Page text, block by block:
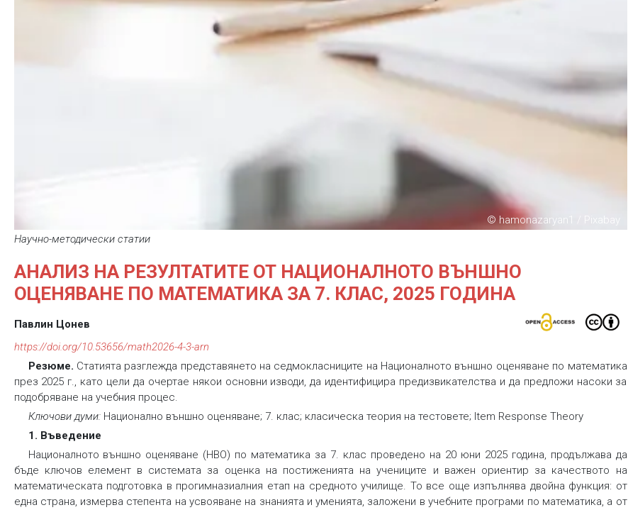
© hamonazaryan1 / Pixabay
Научно-методически статии
АНАЛИЗ НА РЕЗУЛТАТИТЕ ОТ НАЦИОНАЛНОТО ВЪНШНО
ОЦЕНЯВАНЕ ПО МАТЕМАТИКА ЗА 7. КЛАС, 2025 ГОДИНА
Павлин Цонев
https://doi.org/10.53656/math2026-4-3-arn
Резюме. Статията разглежда представянето на седмокласниците на Националното външно оценяване по математика
през 2025 г., като цели да очертае някои основни изводи, да идентифицира предизвикателства и да предложи насоки за
подобряване на учебния процес.
Ключови думи: Национално външно оценяване; 7. клас; класическа теория на тестовете; Item Response Theory
1. Въведение
Националното външно оценяване (НВО) по математика за 7. клас проведено на 20 юни 2025 година, продължава да
бъде ключов елемент в системата за оценка на постиженията на учениците и важен ориентир за качеството на
математическата подготовка в прогимназиалния етап на средното училище. То все още изпълнява двойна функция: от
една страна, измерва степента на усвояване на знанията и уменията, заложени в учебните програми по математика, а от